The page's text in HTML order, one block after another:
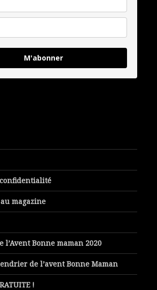
M'abonner
magazine
l’Avent Bonne maman 2020
de l’avent Bonne Maman
!